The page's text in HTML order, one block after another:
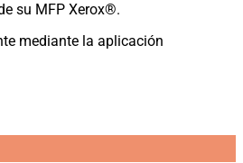
su MFP Xerox®.
mediante la aplicación